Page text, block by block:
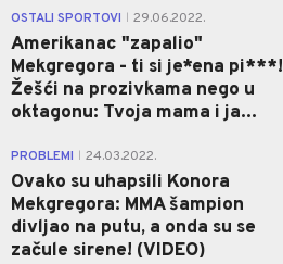
OSTALI SPORTOVI 29.06.2022.
Amerikanac "zapalio"
Mekgregora - ti si je*ena pi***!
Žešći na prozivkama nego u
oktagonu: Tvoja mama i ja...
PROBLEMI 24.03.2022.
Ovako su uhapsili Konora
Mekgregora: MMA šampion
divljao na putu, a onda su se
začule sirene! (VIDEO)